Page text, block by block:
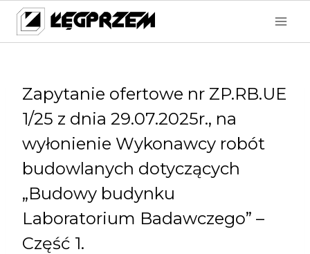
Przejdź
treści
Zapytanie ofertowe nr ZP.RB.UE
1/25 z dnia 29.07.2025r., na
wyłonienie Wykonawcy robót
budowlanych dotyczących
„Budowy budynku
Laboratorium Badawczego” –
Część 1.